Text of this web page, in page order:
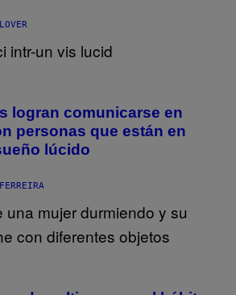
logran comunicarse en
personas que están en
lúcido